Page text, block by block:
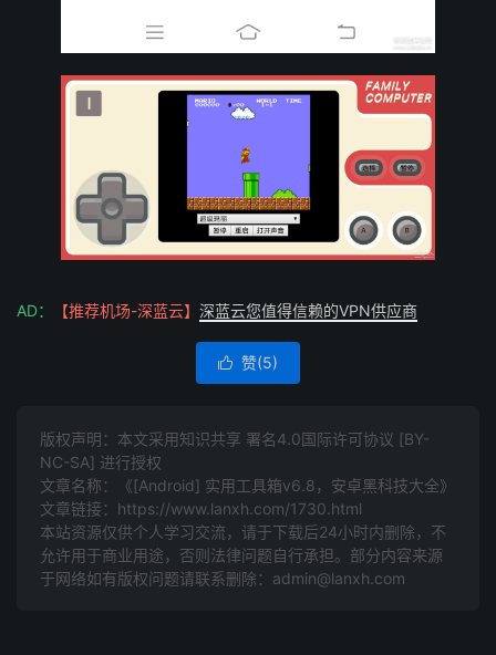
AD： 【推荐机场-深蓝云】 深蓝云您值得信赖的VPN供应商
 赞(5)
版权声明：本文采用知识共享 署名4.0国际许可协议 [BY-
NC-SA] 进行授权
文章名称：《[Android] 实用工具箱v6.8，安卓黑科技大全》
文章链接： https://www.lanxh.com/1730.html
本站资源仅供个人学习交流，请于下载后24小时内删除，不
允许用于商业用途，否则法律问题自行承担。部分内容来源
于网络如有版权问题请联系删除：admin@lanxh.com